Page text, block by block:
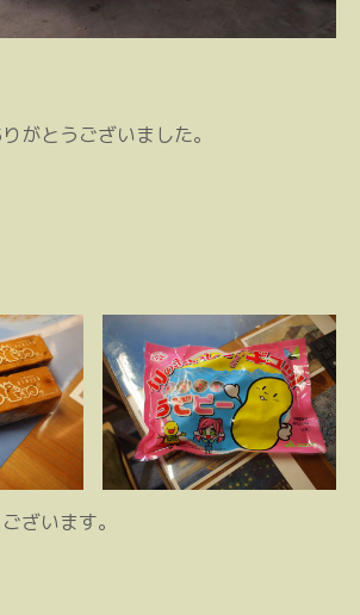
がとうございました。
ざいます。